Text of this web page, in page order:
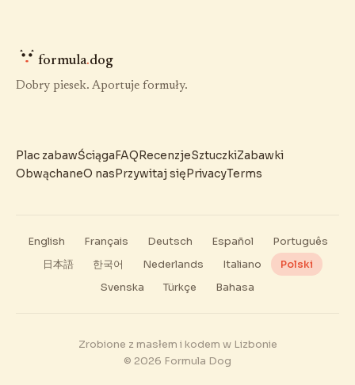
formula.dog
Dobry piesek. Aportuje formuły.
Plac zabawŚciągaFAQRecenzjeSztuczkiZabawki
ObwąchaneO nasPrzywitaj sięPrivacyTerms
English Français Deutsch Español
Português
日本語
한국어 Nederlands Italiano
Polski
Svenska
Türkçe Bahasa
Zrobione z masłem i kodem w Lizbonie
© 2026 Formula Dog